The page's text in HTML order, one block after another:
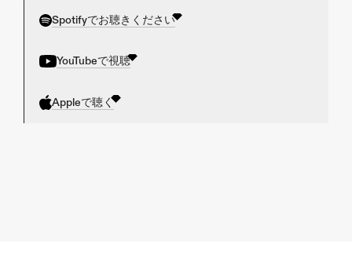
Spotifyでお聴きください
YouTubeで視聴
Appleで聴く